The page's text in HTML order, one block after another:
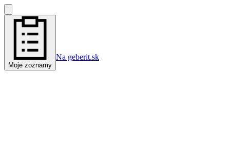
Moje zoznamy
Na geberit.sk